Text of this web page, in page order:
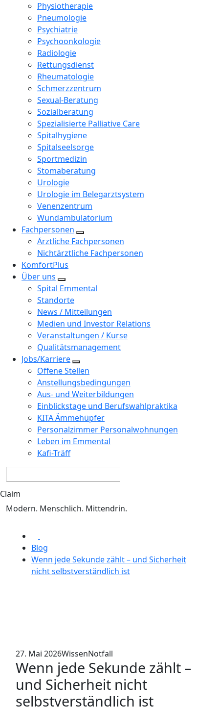
Physiotherapie
Pneumologie
Psychiatrie
Psychoonkologie
Radiologie
Rettungsdienst
Rheumatologie
Schmerzzentrum
Sexual-Beratung
Sozialberatung
Spezialisierte Palliative Care
Spitalhygiene
Spitalseelsorge
Sportmedizin
Stomaberatung
Urologie
Urologie im Belegarztsystem
Venenzentrum
Wundambulatorium
Fachpersonen
Ärztliche Fachpersonen
Nichtärztliche Fachpersonen
KomfortPlus
Über uns
Spital Emmental
Standorte
News / Mitteilungen
Medien und Investor Relations
Veranstaltungen / Kurse
Qualitätsmanagement
Jobs/Karriere
Offene Stellen
Anstellungsbedingungen
Aus- und Weiterbildungen
Einblickstage und Berufswahlpraktika
KITA Ämmehüpfer
Personalzimmer Personalwohnungen
Leben im Emmental
Kafi-Träff
Claim
Modern. Menschlich. Mittendrin.
Blog
Wenn jede Sekunde zählt – und Sicherheit
nicht selbstverständlich ist
27. Mai 2026WissenNotfall
Wenn jede Sekunde zählt –
und Sicherheit nicht
selbstverständlich ist